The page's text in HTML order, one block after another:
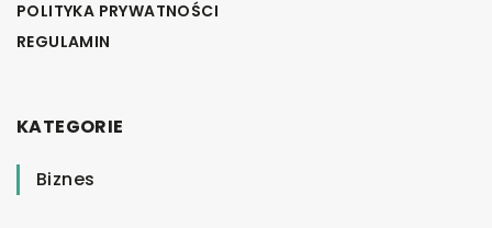
POLITYKA PRYWATNOŚCI
REGULAMIN
KATEGORIE
Biznes